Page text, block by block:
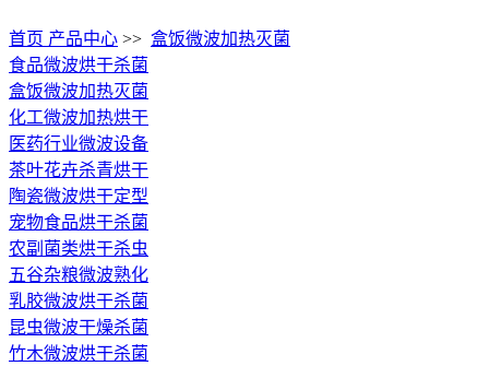
首页 产品中心 >> 盒饭微波加热灭菌
食品微波烘干杀菌
盒饭微波加热灭菌
化工微波加热烘干
医药行业微波设备
茶叶花卉杀青烘干
陶瓷微波烘干定型
宠物食品烘干杀菌
农副菌类烘干杀虫
五谷杂粮微波熟化
乳胶微波烘干杀菌
昆虫微波干燥杀菌
竹木微波烘干杀菌